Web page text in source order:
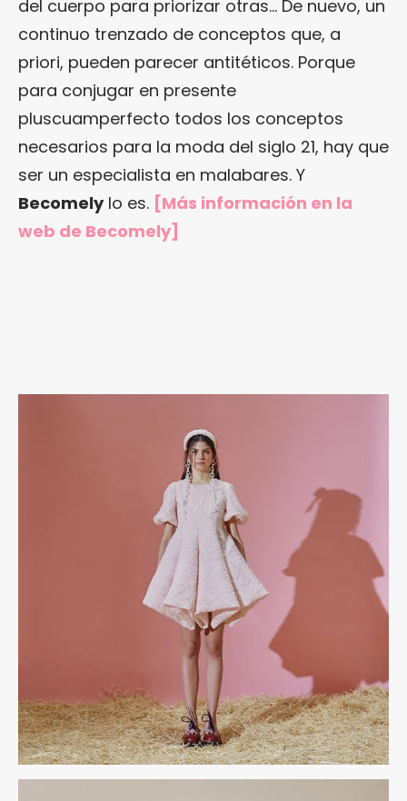
del cuerpo para priorizar otras… De nuevo, un
continuo trenzado de conceptos que, a
priori, pueden parecer antitéticos. Porque
para conjugar en presente
pluscuamperfecto todos los conceptos
necesarios para la moda del siglo 21, hay que
ser un especialista en malabares. Y
Becomelylo es. [Más información en la
web de Becomely]